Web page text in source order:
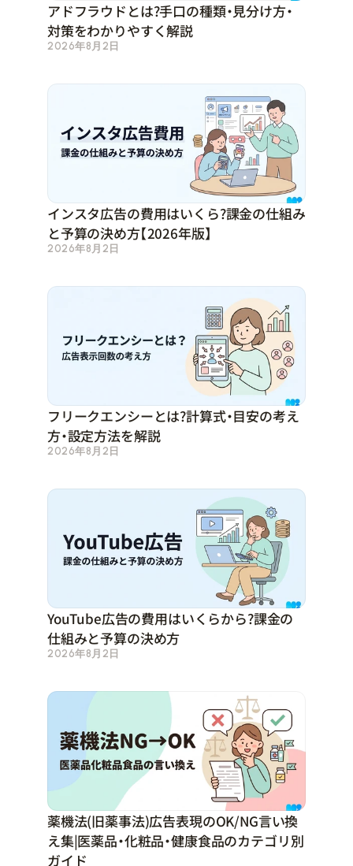
アドフラウドとは？手口の種類・見分け方・
対策をわかりやすく解説
2026年8月2日
インスタ広告の費用はいくら？課金の仕組み
と予算の決め方【2026年版】
2026年8月2日
フリークエンシーとは？計算式・目安の考え
方・設定方法を解説
2026年8月2日
YouTube広告の費用はいくらから？課金の
仕組みと予算の決め方
2026年8月2日
薬機法（旧薬事法）広告表現のOK/NG言い換
え集｜医薬品・化粧品・健康食品のカテゴリ別
ガイド